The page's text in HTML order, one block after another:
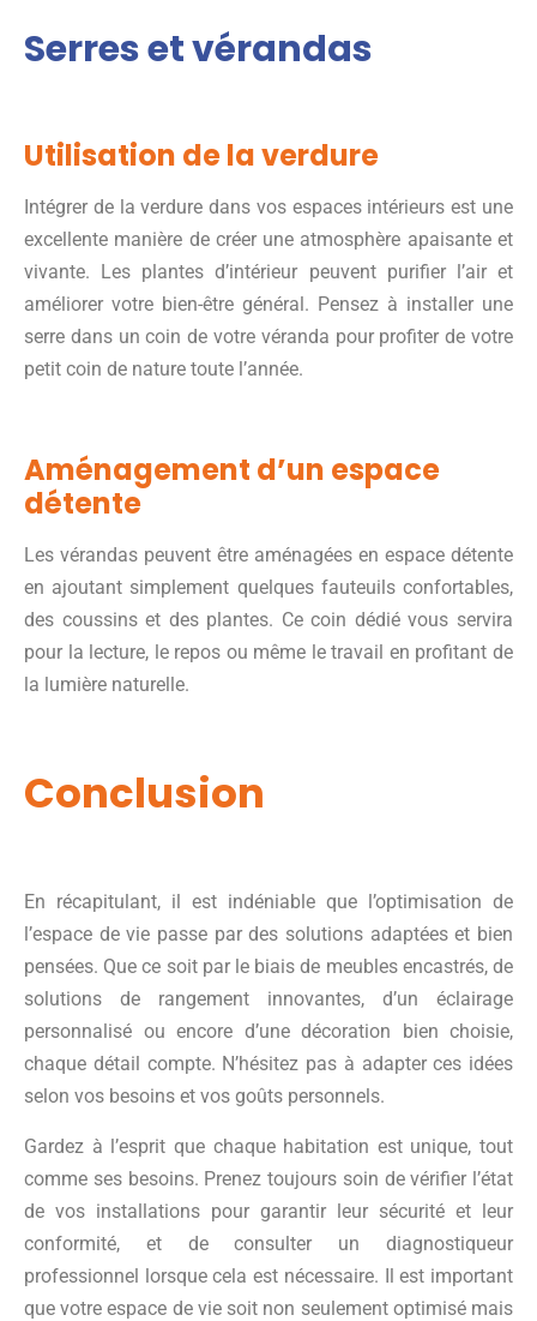
Serres et vérandas
Utilisation de la verdure
Intégrer de la verdure dans vos espaces intérieurs est une
excellente manière de créer une atmosphère apaisante et
vivante. Les plantes d’intérieur peuvent purifier l’air et
améliorer votre bien-être général. Pensez à installer une
serre dans un coin de votre véranda pour profiter de votre
petit coin de nature toute l’année.
Aménagement d’un espace
détente
Les vérandas peuvent être aménagées en espace détente
en ajoutant simplement quelques fauteuils confortables,
des coussins et des plantes. Ce coin dédié vous servira
pour la lecture, le repos ou même le travail en profitant de
la lumière naturelle.
Conclusion
En récapitulant, il est indéniable que l’optimisation de
l’espace de vie passe par des solutions adaptées et bien
pensées. Que ce soit par le biais de meubles encastrés, de
solutions de rangement innovantes, d’un éclairage
personnalisé ou encore d’une décoration bien choisie,
chaque détail compte. N’hésitez pas à adapter ces idées
selon vos besoins et vos goûts personnels.
Gardez à l’esprit que chaque habitation est unique, tout
comme ses besoins. Prenez toujours soin de vérifier l’état
de vos installations pour garantir leur sécurité et leur
conformité, et de consulter un diagnostiqueur
professionnel lorsque cela est nécessaire. Il est important
que votre espace de vie soit non seulement optimisé mais